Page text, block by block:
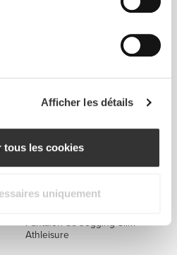
Afficher les détails
tous les cookies
uniquement
Pantalon de Jogging pour
Pantalon de Jogging Slim
Athleisure